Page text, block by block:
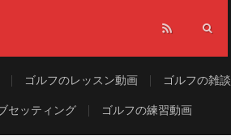
ゴルフのレッスン動画 ゴルフの雑談
セッティング ゴルフの練習動画